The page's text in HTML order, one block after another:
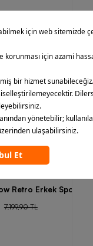
Retro Erkek Spor
7.199,90 TL